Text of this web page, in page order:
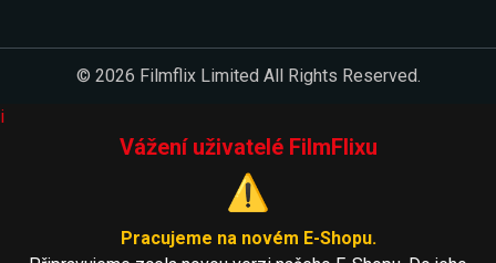
© 2026 Filmflix Limited All Rights Reserved.
i
Vážení uživatelé FilmFlixu
⚠️
Pracujeme na novém E-Shopu.